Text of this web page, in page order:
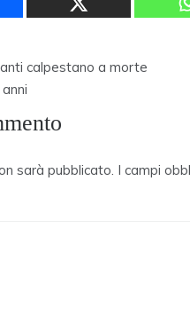
calpestano a morte
sarà pubblicato. I campi